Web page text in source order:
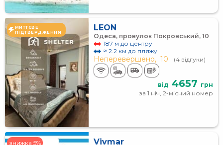
МИТТЄВЕ
ПІДТВЕРДЖЕННЯ
LEON
Одеса, провулок Покровський, 10
187 м до центру
≈ 2.2 км до пляжу
Неперевершено, 10 (4 відгуки)
від 4657 грн
за 1 ніч, 2-місний номер
знижка 5% Vivmar